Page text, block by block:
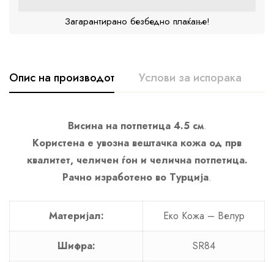
Загарантирано безбедно плаќање!
Опис на производот Услови за испорака
Висина на потпетица 4.5 см.
Користена е увозна вештачка кожа од прв
квалитет, челичен ѓон и челична потпетица.
Рачно изработено во Турција.
Материјал: Еко Кожа – Велур
Шифра: SR84